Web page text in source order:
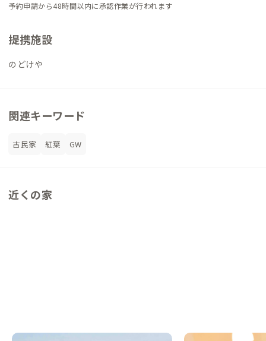
予約申請から48時間以内に承認作業が行われます
提携施設
のどけや
関連キーワード
古民家 紅葉 GW
近くの家